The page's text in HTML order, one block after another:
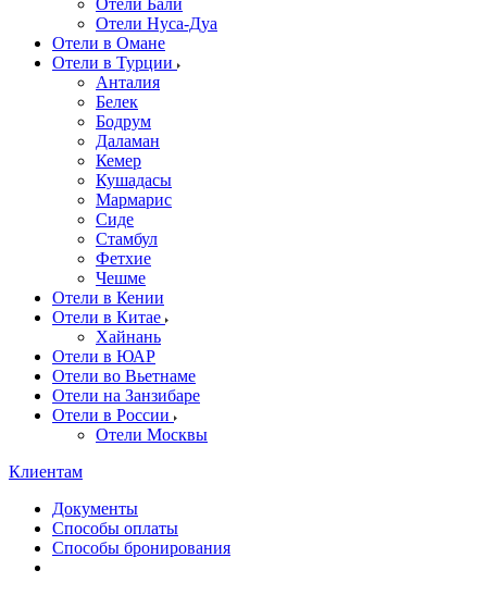
Отели Бали
Отели Нуса-Дуа
Отели в Омане
Отели в Турции
Анталия
Белек
Бодрум
Даламан
Кемер
Кушадасы
Мармарис
Сиде
Стамбул
Фетхие
Чешме
Отели в Кении
Отели в Китае
Хайнань
Отели в ЮАР
Отели во Вьетнаме
Отели на Занзибаре
Отели в России
Отели Москвы
Клиентам
Документы
Способы оплаты
Способы бронирования